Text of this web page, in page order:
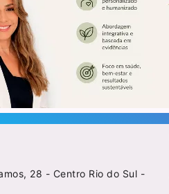
28 - Centro Rio do Sul -